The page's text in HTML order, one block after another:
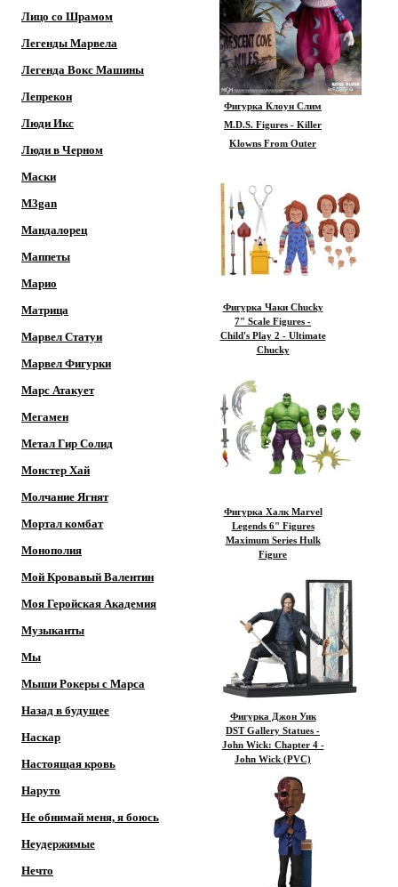
Лицо со Шрамом
Легенды Марвела
Легенда Вокс Машины
Лепрекон
Люди Икс
Люди в Черном
Маски
M3gan
Мандалорец
Маппеты
Марио
Матрица
Марвел Статуи
Марвел Фигурки
Марс Атакует
Мегамен
Метал Гир Солид
Монстер Хай
Молчание Ягнят
Мортал комбат
Монополия
Мой Кровавый Валентин
Моя Геройская Академия
Музыканты
Мы
Мыши Рокеры с Марса
Назад в будущее
Наскар
Настоящая кровь
Наруто
Не обнимай меня, я боюсь
Неудержимые
Нечто
Фигурка Клоун Слим
M.D.S. Figures - Killer
Klowns From Outer
Фигурка Чаки Chucky
7" Scale Figures -
Child's Play 2 - Ultimate
Chucky
Фигурка Халк Marvel
Legends 6" Figures
Maximum Series Hulk
Figure
Фигурка Джон Уик
DST Gallery Statues -
John Wick: Chapter 4 -
John Wick (PVC)